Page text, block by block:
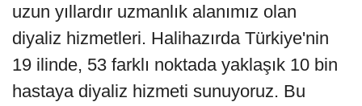
uzun yıllardır uzmanlık alanımız olan
diyaliz hizmetleri. Halihazırda Türkiye'nin
19 ilinde, 53 farklı noktada yaklaşık 10 bin
hastaya diyaliz hizmeti sunuyoruz. Bu